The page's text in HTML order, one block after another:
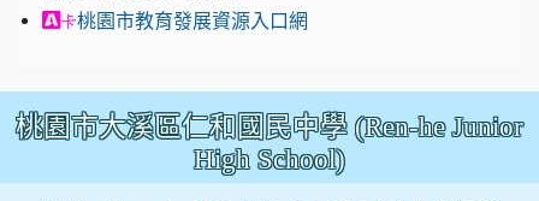
link to https://exam.career.ntnu.edu.tw/cit/
卡桃園市教育發展資源入口網
桃園市大溪區仁和國民中學 (Ren-he Junior
High School)